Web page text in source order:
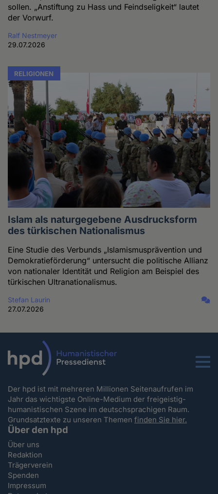
sollen. „Anstiftung zu Hass und Feindseligkeit“ lautet
der Vorwurf.
Ralf Nestmeyer
29.07.2026
RELIGIONEN
Islam als naturgegebene Ausdrucksform
des türkischen Nationalismus
Eine Studie des Verbunds „Islamismusprävention und
Demokratieförderung“ untersucht die politische Allianz
von nationaler Identität und Religion am Beispiel des
türkischen Ultranationalismus.
Stefan Laurin
27.07.2026
Menu
Der hpd ist mit mehreren Millionen Seitenaufrufen im
Jahr das wichtigste Online-Medium der freigeistig-
humanistischen Szene im deutschsprachigen Raum.
Grundsatztexte zu unseren Themenfinden Sie hier.
Über den hpd
Über uns
Redaktion
Trägerverein
Spenden
Impressum